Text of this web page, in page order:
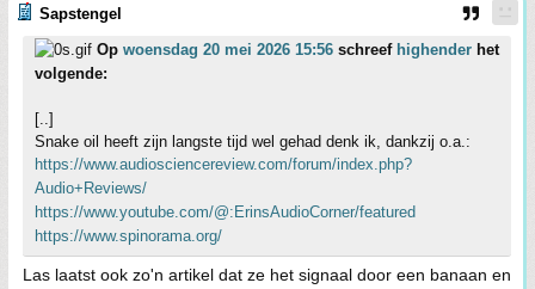
Sapstengel
Op woensdag 20 mei 2026 15:56 schreef highender het
volgende:
[..]
Snake oil heeft zijn langste tijd wel gehad denk ik, dankzij o.a.:
https://www.audiosciencereview.com/forum/index.php?
Audio+Reviews/
https://www.youtube.com/@:ErinsAudioCorner/featured
https://www.spinorama.org/
Las laatst ook zo'n artikel dat ze het signaal door een banaan en